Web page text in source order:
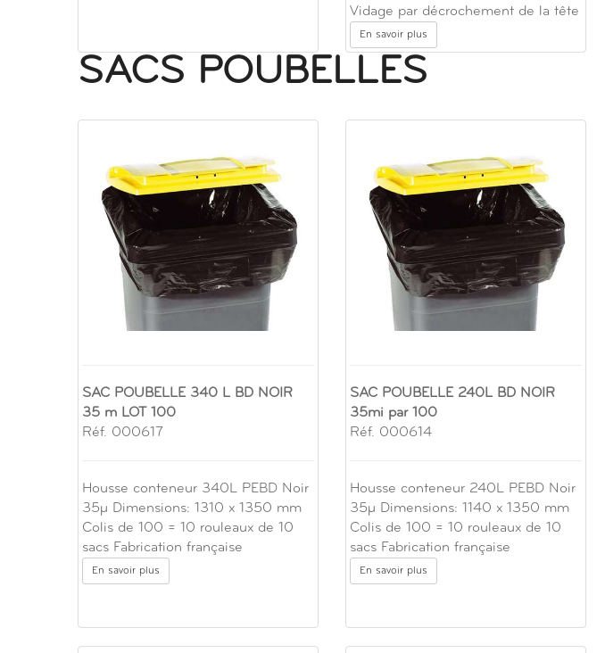
Vidage par décrochement de la tête
En savoir plus
SACS POUBELLES
SAC POUBELLE 340 L BD NOIR
35 m LOT 100
Réf. 000617
Housse conteneur 340L PEBD Noir
35µ Dimensions: 1310 x 1350 mm
Colis de 100 = 10 rouleaux de 10
sacs Fabrication française
En savoir plus
SAC POUBELLE 240L BD NOIR
35mi par 100
Réf. 000614
Housse conteneur 240L PEBD Noir
35µ Dimensions: 1140 x 1350 mm
Colis de 100 = 10 rouleaux de 10
sacs Fabrication française
En savoir plus